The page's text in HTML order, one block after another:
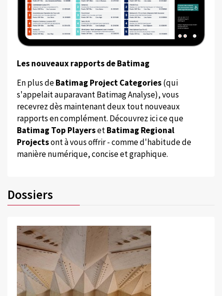
Les nouveaux rapports de Batimag
En plus deBatimag Project Categories(qui
s'appelait auparavant Batimag Analyse), vous
recevrez dès maintenant deux tout nouveaux
rapports en complément. Découvrez ici ce que
Batimag Top PlayersetBatimag Regional
Projectsont à vous offrir - comme d'habitude de
manière numérique, concise et graphique.
Dossiers